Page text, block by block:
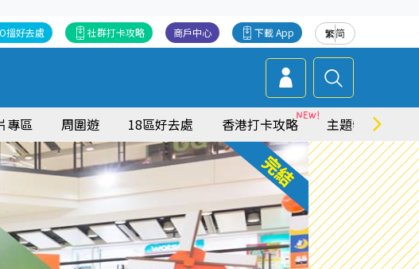
繁简
下載 App
商戶中心
社群打卡攻略
搵好去處
專區 周圍遊 18區好去處 香港打卡攻略 主題特集